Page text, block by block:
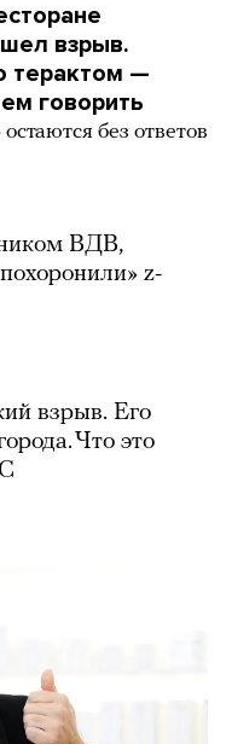
взрыв.
терактом —
говорить
без ответов
ВДВ,
z-
взрыв. Его
Что это